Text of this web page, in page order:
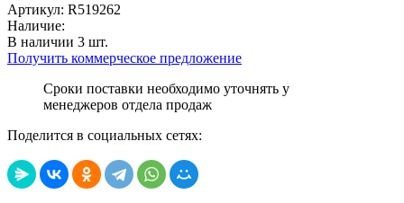
Артикул: R519262
Наличие:
В наличии 3 шт.
Получить коммерческое предложение
Сроки поставки необходимо уточнять у
менеджеров отдела продаж
Поделится в социальных сетях: